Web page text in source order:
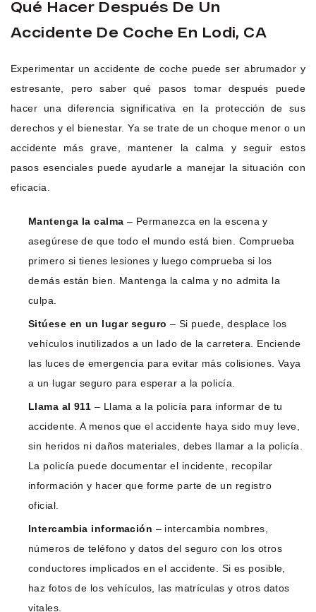
Qué Hacer Después De Un
Accidente De Coche En Lodi, CA
Experimentar un accidente de coche puede ser abrumador y
estresante, pero saber qué pasos tomar después puede
hacer una diferencia significativa en la protección de sus
derechos y el bienestar. Ya se trate de un choque menor o un
accidente más grave, mantener la calma y seguir estos
pasos esenciales puede ayudarle a manejar la situación con
eficacia.
Mantenga la calma – Permanezca en la escena y
asegúrese de que todo el mundo está bien. Comprueba
primero si tienes lesiones y luego comprueba si los
demás están bien. Mantenga la calma y no admita la
culpa.
Sitúese en un lugar seguro – Si puede, desplace los
vehículos inutilizados a un lado de la carretera. Enciende
las luces de emergencia para evitar más colisiones. Vaya
a un lugar seguro para esperar a la policía.
Llama al 911 – Llama a la policía para informar de tu
accidente. A menos que el accidente haya sido muy leve,
sin heridos ni daños materiales, debes llamar a la policía.
La policía puede documentar el incidente, recopilar
información y hacer que forme parte de un registro
oficial.
Intercambia información – intercambia nombres,
números de teléfono y datos del seguro con los otros
conductores implicados en el accidente. Si es posible,
haz fotos de los vehículos, las matrículas y otros datos
vitales.